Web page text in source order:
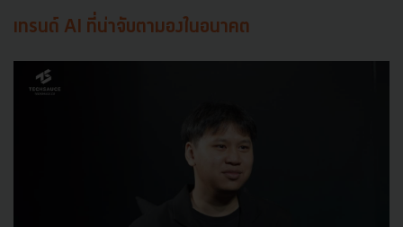
เทรนด์ AI ที่น่าจับตามองในอนาคต